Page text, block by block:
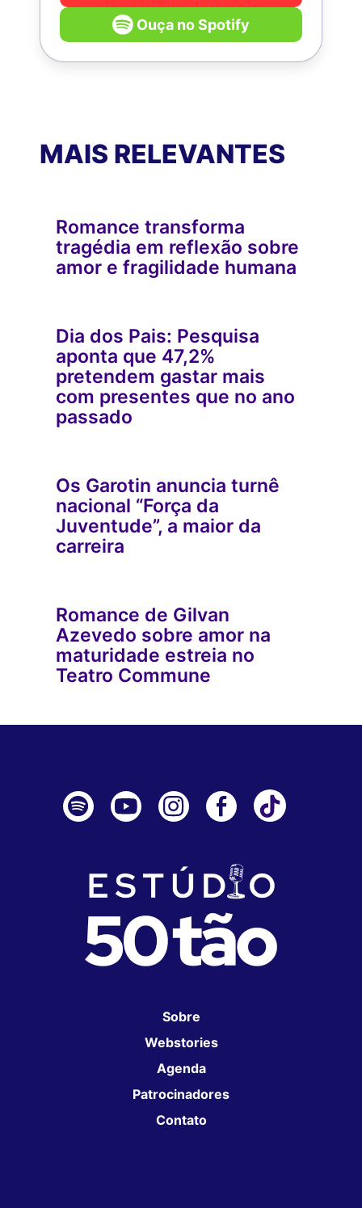
Ouça no Spotify
MAIS RELEVANTES
Romance transforma
tragédia em reflexão sobre
amor e fragilidade humana
Dia dos Pais: Pesquisa
aponta que 47,2%
pretendem gastar mais
com presentes que no ano
passado
Os Garotin anuncia turnê
nacional “Força da
Juventude”, a maior da
carreira
Romance de Gilvan
Azevedo sobre amor na
maturidade estreia no
Teatro Commune
Sobre
Webstories
Agenda
Patrocinadores
Contato